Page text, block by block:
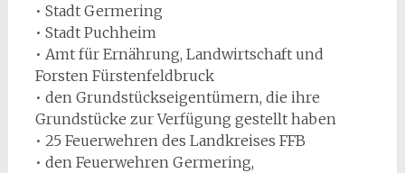
• Stadt Germering
• Stadt Puchheim
• Amt für Ernährung, Landwirtschaft und
Forsten Fürstenfeldbruck
• den Grundstückseigentümern, die ihre
Grundstücke zur Verfügung gestellt haben
• 25 Feuerwehren des Landkreises FFB
• den Feuerwehren Germering,